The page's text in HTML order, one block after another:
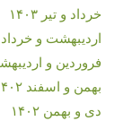
خرداد و تیر ۱۴۰۳
اردیبهشت و خرداد ۱۴۰۳
فروردین و اردیبهشت
بهمن و اسفند ۱۴۰۲
دی و بهمن ۱۴۰۲